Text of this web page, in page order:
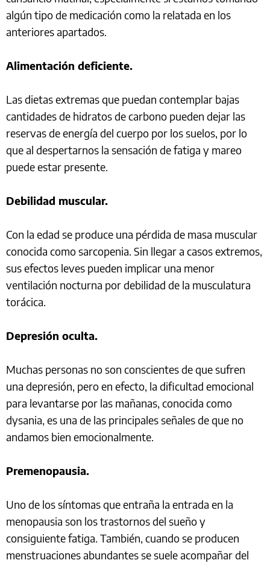
algún tipo de medicación como la relatada en los
anteriores apartados.
Alimentación deficiente.
Las dietas extremas que puedan contemplar bajas
cantidades de hidratos de carbono pueden dejar las
reservas de energía del cuerpo por los suelos, por lo
que al despertarnos la sensación de fatiga y mareo
puede estar presente.
Debilidad muscular.
Con la edad se produce una pérdida de masa muscular
conocida como sarcopenia. Sin llegar a casos extremos,
sus efectos leves pueden implicar una menor
ventilación nocturna por debilidad de la musculatura
torácica.
Depresión oculta.
Muchas personas no son conscientes de que sufren
una depresión, pero en efecto, la dificultad emocional
para levantarse por las mañanas, conocida como
dysania, es una de las principales señales de que no
andamos bien emocionalmente.
Premenopausia.
Uno de los síntomas que entraña la entrada en la
menopausia son los trastornos del sueño y
consiguiente fatiga. También, cuando se producen
menstruaciones abundantes se suele acompañar del